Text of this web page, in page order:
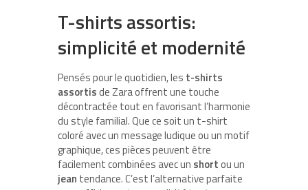
T-shirts assortis:
simplicité et modernité
Pensés pour le quotidien, les t-shirts
assortisde Zara offrent une touche
décontractée tout en favorisant l’harmonie
du style familial. Que ce soit un t-shirt
coloré avec un message ludique ou un motif
graphique, ces pièces peuvent être
facilement combinées avec un shortou un
jean tendance. C’est l’alternative parfaite